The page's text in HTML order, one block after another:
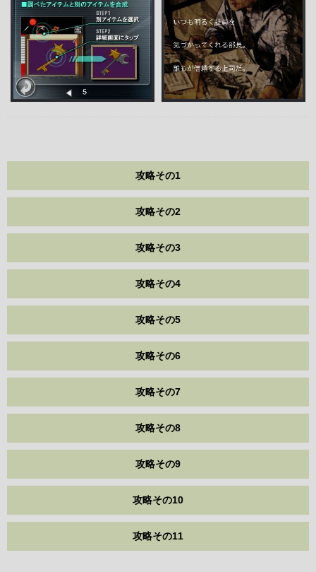
攻略その1
攻略その2
攻略その3
攻略その4
攻略その5
攻略その6
攻略その7
攻略その8
攻略その9
攻略その10
攻略その11